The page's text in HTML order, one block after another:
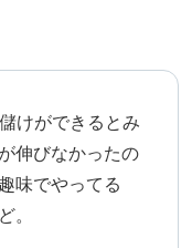
けができるとみ
伸びなかったの
味でやってる
。